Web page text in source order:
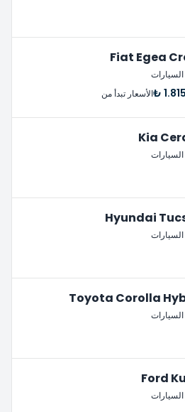
Fiat Egea
السيارات
الأسعار تبدأ من
Kia
السيارات
Hyundai
السيارات
Toyota Corolla
السيارات
Ford
السيارات